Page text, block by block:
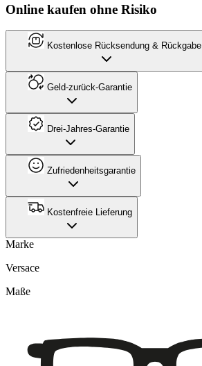
Online kaufen ohne Risiko
Kostenlose Rücksendung & Rückgabe
Geld-zurück-Garantie
Drei-Jahres-Garantie
Zufriedenheitsgarantie
Kostenfreie Lieferung
Marke
Versace
Maße